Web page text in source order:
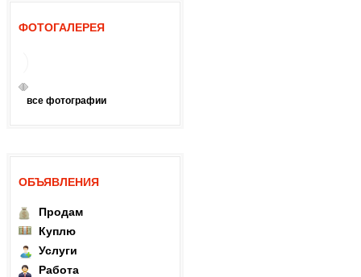
ФОТОГАЛЕРЕЯ
все фотографии
ОБЪЯВЛЕНИЯ
Продам
Куплю
Услуги
Работа